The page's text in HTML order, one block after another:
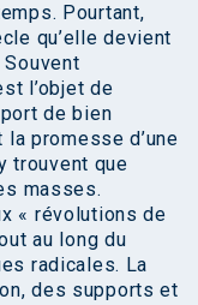
Pourtant,
qu’elle devient
l’objet de
de bien
promesse d’une
trouvent que
masses.
« révolutions de
au long du
radicales. La
des supports et